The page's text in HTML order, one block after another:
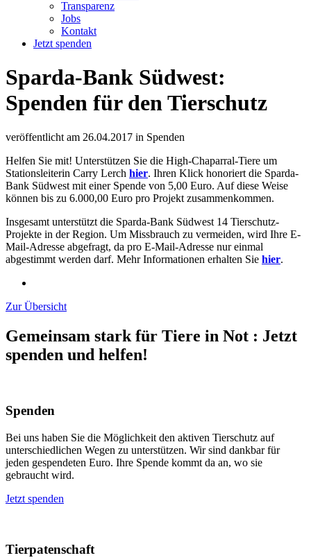
Transparenz
Jobs
Kontakt
Jetzt spenden
Sparda-Bank Südwest:
Spenden für den Tierschutz
veröffentlicht am 26.04.2017 in Spenden
Helfen Sie mit! Unterstützen Sie die High-Chaparral-Tiere um
Stationsleiterin Carry Lerch hier. Ihren Klick honoriert die Sparda-
Bank Südwest mit einer Spende von 5,00 Euro. Auf diese Weise
können bis zu 6.000,00 Euro pro Projekt zusammenkommen.
Insgesamt unterstützt die Sparda-Bank Südwest 14 Tierschutz-
Projekte in der Region. Um Missbrauch zu vermeiden, wird Ihre E-
Mail-Adresse abgefragt, da pro E-Mail-Adresse nur einmal
abgestimmt werden darf. Mehr Informationen erhalten Sie hier.
Zur Übersicht
Gemeinsam stark für Tiere in Not : Jetzt
spenden und helfen!
Spenden
Bei uns haben Sie die Möglichkeit den aktiven Tierschutz auf
unterschiedlichen Wegen zu unterstützen. Wir sind dankbar für
jeden gespendeten Euro. Ihre Spende kommt da an, wo sie
gebraucht wird.
Jetzt spenden
Tierpatenschaft